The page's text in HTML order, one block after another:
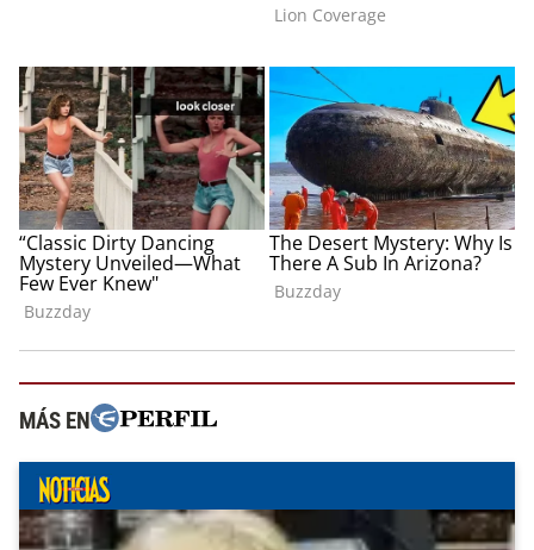
MÁS EN